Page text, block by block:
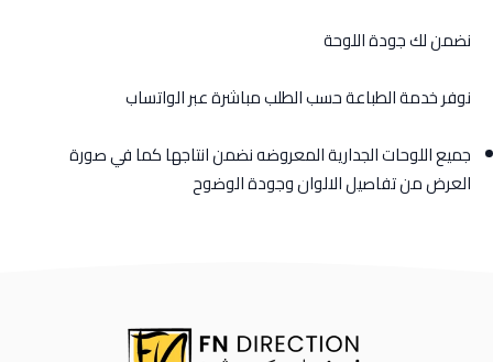
نضمن لك جودة اللوحة
نوفر خدمة الطباعة حسب الطلب مباشرة عبر الواتساب
جميع اللوحات الجدارية المعروضه نضمن انتاجها كما في صورة
العرض من تفاصيل الالوان وجودة الوضوح